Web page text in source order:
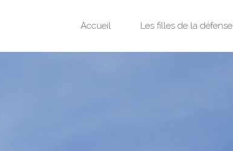
Accueil Les filles de la défense